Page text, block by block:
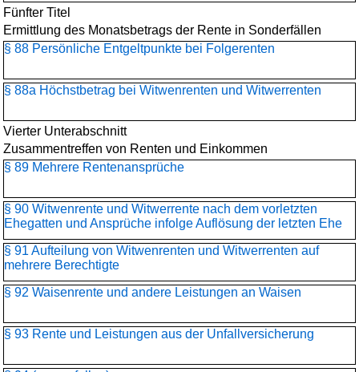
Fünfter Titel
Ermittlung des Monatsbetrags der Rente in Sonderfällen
§ 88 Persönliche Entgeltpunkte bei Folgerenten
§ 88a Höchstbetrag bei Witwenrenten und Witwerrenten
Vierter Unterabschnitt
Zusammentreffen von Renten und Einkommen
§ 89 Mehrere Rentenansprüche
§ 90 Witwenrente und Witwerrente nach dem vorletzten
Ehegatten und Ansprüche infolge Auflösung der letzten Ehe
§ 91 Aufteilung von Witwenrenten und Witwerrenten auf
mehrere Berechtigte
§ 92 Waisenrente und andere Leistungen an Waisen
§ 93 Rente und Leistungen aus der Unfallversicherung